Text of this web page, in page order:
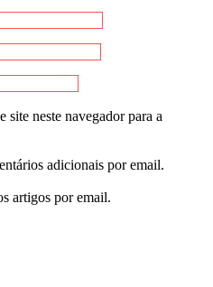
site neste navegador para a
adicionais por email.
artigos por email.